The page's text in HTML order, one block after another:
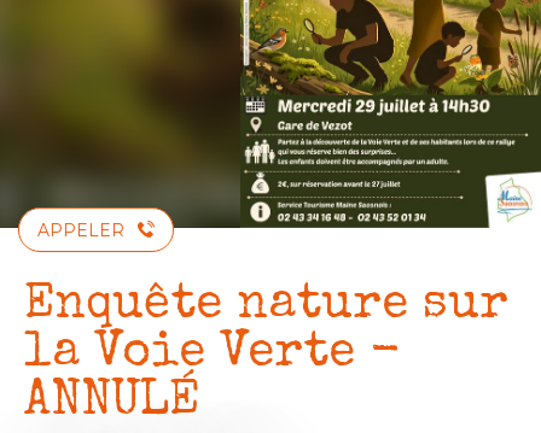
APPELER
Enquête nature sur
la Voie Verte -
ANNULÉ